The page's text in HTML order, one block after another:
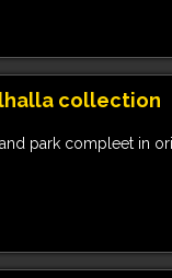
collection
park compleet in